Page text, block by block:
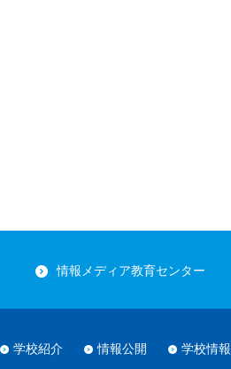
情報メディア教育センター
学校紹介 情報公開 学校情報